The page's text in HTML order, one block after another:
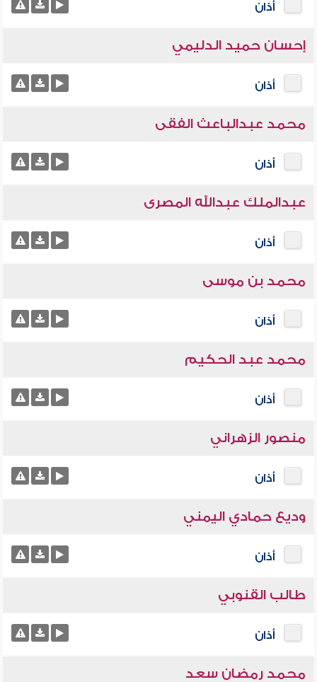
أذان
إحسان حميد الدليمي
أذان
محمد عبدالباعث الفقى
أذان
عبدالملك عبدالله المصرى
أذان
محمد بن موسى
أذان
محمد عبد الحكيم
أذان
منصور الزهراني
أذان
وديع حمادي اليمني
أذان
طالب القنوبي
أذان
محمد رمضان سعد